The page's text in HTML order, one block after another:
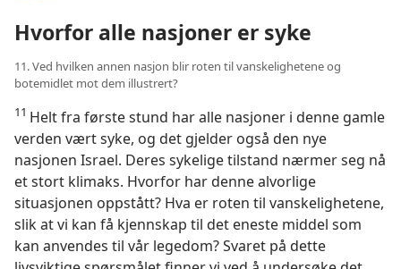
Hvorfor alle nasjoner er syke
11. Ved hvilken annen nasjon blir roten til vanskelighetene og
botemidlet mot dem illustrert?
11 Helt fra første stund har alle nasjoner i denne gamle
verden vært syke, og det gjelder også den nye
nasjonen Israel. Deres sykelige tilstand nærmer seg nå
et stort klimaks. Hvorfor har denne alvorlige
situasjonen oppstått? Hva er roten til vanskelighetene,
slik at vi kan få kjennskap til det eneste middel som
kan anvendes til vår legedom? Svaret på dette